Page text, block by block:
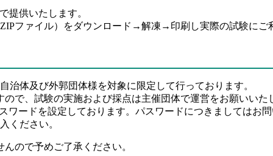
提供いたします。
ファイル）をダウンロード→解凍→印刷し実際の試験にご
体及び外郭団体様を対象に限定して行っております。
で、試験の実施および採点は主催団体で運営をお願いいた
ワードを設定しております。パスワードにつきましてはお
ください。
ので予めご了承ください。